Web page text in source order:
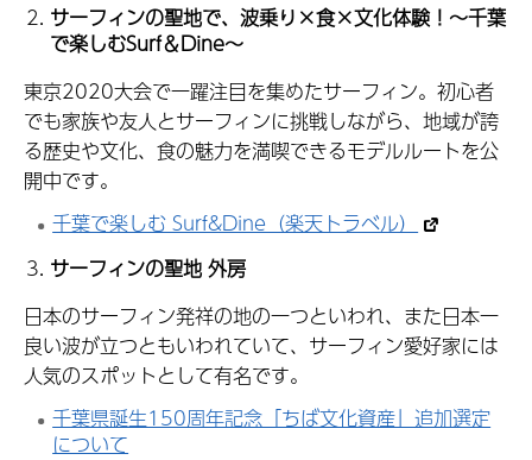
サーフィンの聖地で、波乗り×食×文化体験！～千葉
で楽しむSurf＆Dine～
東京2020大会で一躍注目を集めたサーフィン。初心者
でも家族や友人とサーフィンに挑戦しながら、地域が誇
る歴史や文化、食の魅力を満喫できるモデルルートを公
開中です。
千葉で楽しむ Surf&Dine（楽天トラベル）
サーフィンの聖地 外房
日本のサーフィン発祥の地の一つといわれ、また日本一
良い波が立つともいわれていて、サーフィン愛好家には
人気のスポットとして有名です。
千葉県誕生150周年記念「ちば文化資産」追加選定
について